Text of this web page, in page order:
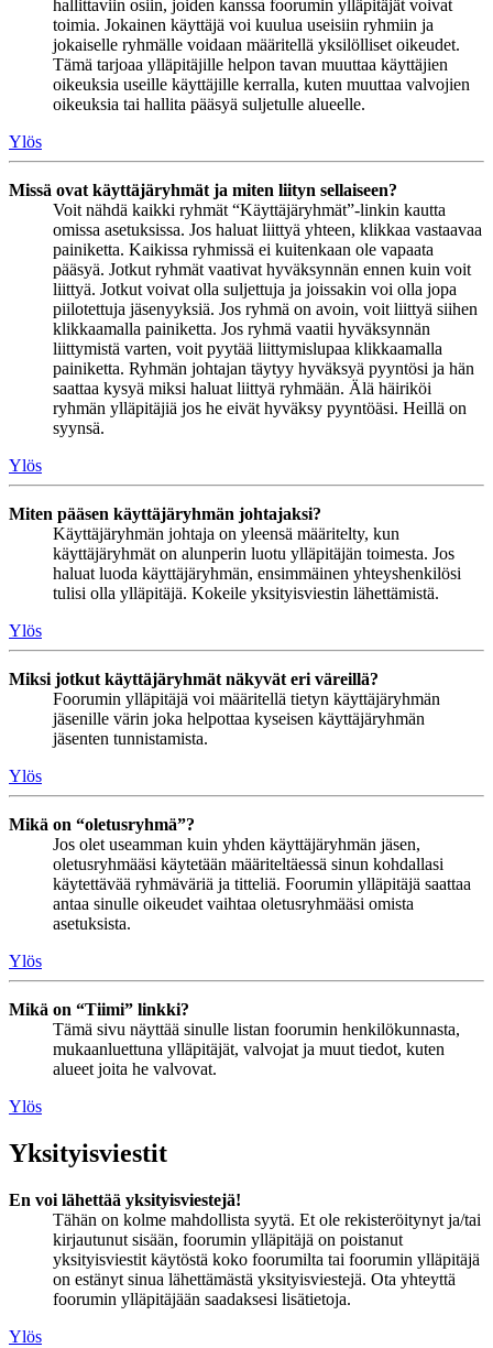
hallittaviin osiin, joiden kanssa foorumin ylläpitäjät voivat
toimia. Jokainen käyttäjä voi kuulua useisiin ryhmiin ja
jokaiselle ryhmälle voidaan määritellä yksilölliset oikeudet.
Tämä tarjoaa ylläpitäjille helpon tavan muuttaa käyttäjien
oikeuksia useille käyttäjille kerralla, kuten muuttaa valvojien
oikeuksia tai hallita pääsyä suljetulle alueelle.
Ylös
Missä ovat käyttäjäryhmät ja miten liityn sellaiseen?
Voit nähdä kaikki ryhmät “Käyttäjäryhmät”-linkin kautta
omissa asetuksissa. Jos haluat liittyä yhteen, klikkaa vastaavaa
painiketta. Kaikissa ryhmissä ei kuitenkaan ole vapaata
pääsyä. Jotkut ryhmät vaativat hyväksynnän ennen kuin voit
liittyä. Jotkut voivat olla suljettuja ja joissakin voi olla jopa
piilotettuja jäsenyyksiä. Jos ryhmä on avoin, voit liittyä siihen
klikkaamalla painiketta. Jos ryhmä vaatii hyväksynnän
liittymistä varten, voit pyytää liittymislupaa klikkaamalla
painiketta. Ryhmän johtajan täytyy hyväksyä pyyntösi ja hän
saattaa kysyä miksi haluat liittyä ryhmään. Älä häiriköi
ryhmän ylläpitäjiä jos he eivät hyväksy pyyntöäsi. Heillä on
syynsä.
Ylös
Miten pääsen käyttäjäryhmän johtajaksi?
Käyttäjäryhmän johtaja on yleensä määritelty, kun
käyttäjäryhmät on alunperin luotu ylläpitäjän toimesta. Jos
haluat luoda käyttäjäryhmän, ensimmäinen yhteyshenkilösi
tulisi olla ylläpitäjä. Kokeile yksityisviestin lähettämistä.
Ylös
Miksi jotkut käyttäjäryhmät näkyvät eri väreillä?
Foorumin ylläpitäjä voi määritellä tietyn käyttäjäryhmän
jäsenille värin joka helpottaa kyseisen käyttäjäryhmän
jäsenten tunnistamista.
Ylös
Mikä on “oletusryhmä”?
Jos olet useamman kuin yhden käyttäjäryhmän jäsen,
oletusryhmääsi käytetään määriteltäessä sinun kohdallasi
käytettävää ryhmäväriä ja titteliä. Foorumin ylläpitäjä saattaa
antaa sinulle oikeudet vaihtaa oletusryhmääsi omista
asetuksista.
Ylös
Mikä on “Tiimi” linkki?
Tämä sivu näyttää sinulle listan foorumin henkilökunnasta,
mukaanluettuna ylläpitäjät, valvojat ja muut tiedot, kuten
alueet joita he valvovat.
Ylös
Yksityisviestit
En voi lähettää yksityisviestejä!
Tähän on kolme mahdollista syytä. Et ole rekisteröitynyt ja/tai
kirjautunut sisään, foorumin ylläpitäjä on poistanut
yksityisviestit käytöstä koko foorumilta tai foorumin ylläpitäjä
on estänyt sinua lähettämästä yksityisviestejä. Ota yhteyttä
foorumin ylläpitäjään saadaksesi lisätietoja.
Ylös